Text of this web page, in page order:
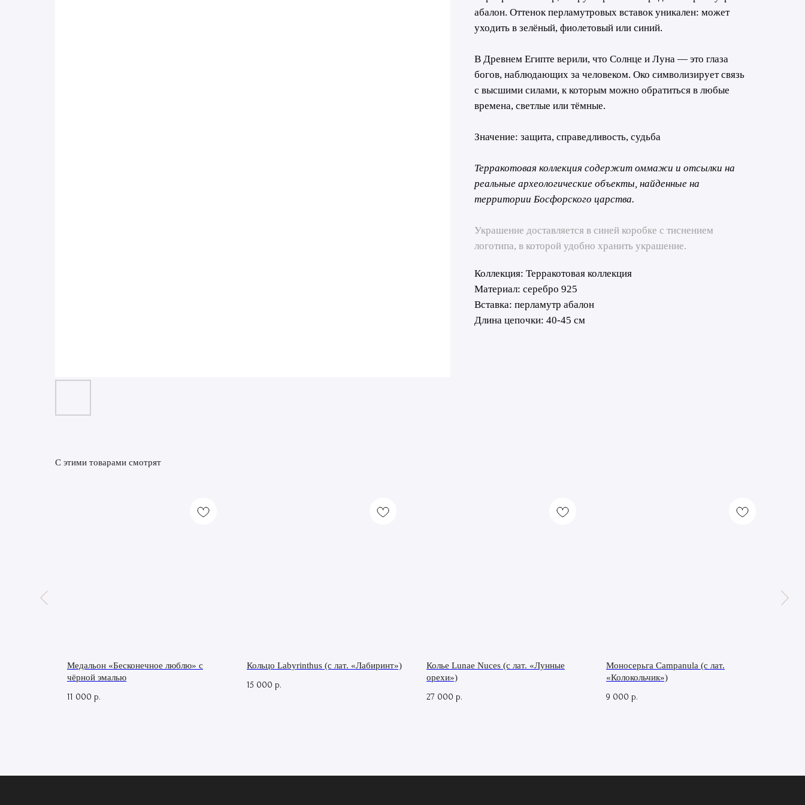
абалон. Оттенок перламутровых вставок уникален: может
уходить в зелёный, фиолетовый или синий.
В Древнем Египте верили, что Солнце и Луна — это глаза
богов, наблюдающих за человеком. Око символизирует связь
с высшими силами, к которым можно обратиться в любые
времена, светлые или тёмные.
Значение: защита, справедливость, судьба
Терракотовая коллекция содержит оммажи и отсылки на
реальные археологические объекты, найденные на
территории Босфорского царства.
Украшение доставляется в синей коробке с тиснением
логотипа, в которой удобно хранить украшение.
Коллекция: Терракотовая коллекция
Материал: серебро 925
Вставка: перламутр абалон
Длина цепочки: 40-45 см
С этими товарами смотрят
Медальон «Бесконечное люблю» с
чёрной эмалью
11 000 р.
Кольцо Labyrinthus (с лат. «Лабиринт»)
15 000 р.
Колье Lunae Nuces (с лат. «Лунные
орехи»)
27 000 р.
Моносерьга Campanula (с лат.
«Колокольчик»)
9 000 р.